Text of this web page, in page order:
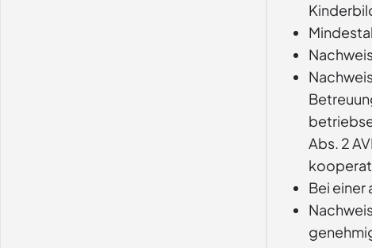
Abs. 2
Bei einer